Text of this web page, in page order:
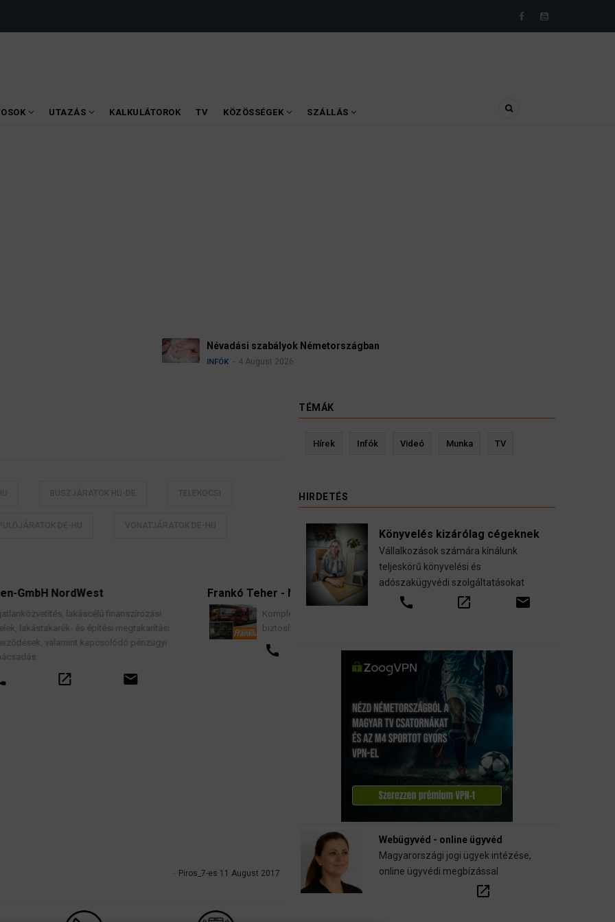
UTAZÁS KALKULÁTOROK TV KÖZÖSSÉGEK SZÁLLÁS
Névadási szabályok Németországban
INFÓK 4 August 2026
Frankó Teher - Nemzetközi Költöztetés
Komplett lakások professzionális költöztetése
biztosítással, teljes garancia vállalással.
call
Kevin Ressler biztosítási szakértő
call open_in_new
Piros_7-es 11 August 2017
TÉMÁK
Hírek Infók Videó Munka TV
HIRDETÉS
Könyvelés kizárólag cégeknek
Vállalkozások számára kínálunk
teljeskörű könyvelési és
adószakügyvédi szolgáltatásokat
call open_in_new email
Webügyvéd - online ügyvéd
Magyarországi jogi ügyek intézése,
online ügyvédi megbízással
open_in_new